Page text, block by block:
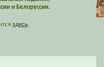
и Белоруссии.
здесь.